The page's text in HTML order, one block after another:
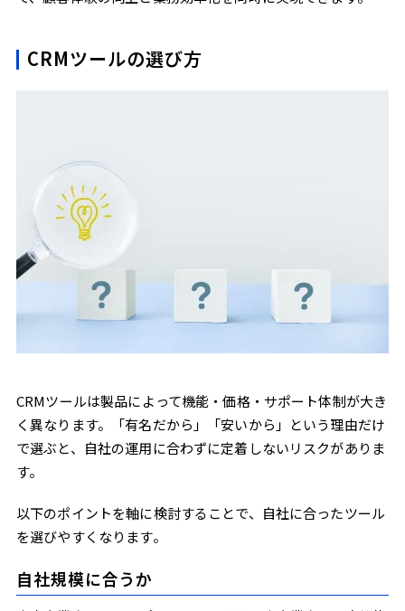
CRMツールの選び方
CRMツールは製品によって機能・価格・サポート体制が大き
く異なります。「有名だから」「安いから」という理由だけ
で選ぶと、自社の運用に合わずに定着しないリスクがありま
す。
以下のポイントを軸に検討することで、自社に合ったツール
を選びやすくなります。
自社規模に合うか